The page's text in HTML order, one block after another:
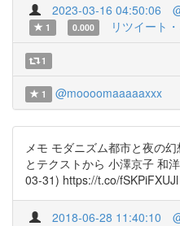
2023-03-16 04:50:06
1 0.000 リツイート
1
1 @moooomaaaaaxxx
メモ モダニズム都市と夜の
とテクストから 小澤京子 和
03-31) https://t.co/fSKPiFXUJl
2018-06-28 11:40:10